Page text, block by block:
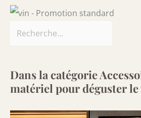
Dans la catégorie
matériel pour déguster le